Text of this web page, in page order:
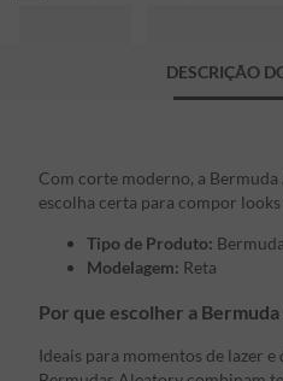
DESCRIÇÃO
Com corte moderno, a
escolha certa para compor
Tipo de Produto: Bermuda
Modelagem: Reta
Por que escolher a
Ideais para momentos de lazer e